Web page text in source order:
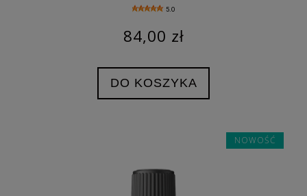
5.0
84,00 zł
DO KOSZYKA
NOWOŚĆ